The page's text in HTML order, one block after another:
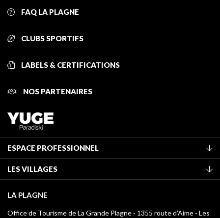
FAQ LA PLAGNE
CLUBS SPORTIFS
LABELS & CERTIFICATIONS
NOS PARTENAIRES
ESPACE PROFESSIONNEL
Classement des meublés
Taxe de séjour
Médiathèque
LES VILLAGES
Montchavin - Les Coches
Champagny-en-Vanoise
LA PLAGNE
Office de Tourisme de La Grande Plagne - 1355 route d’Aime - Les